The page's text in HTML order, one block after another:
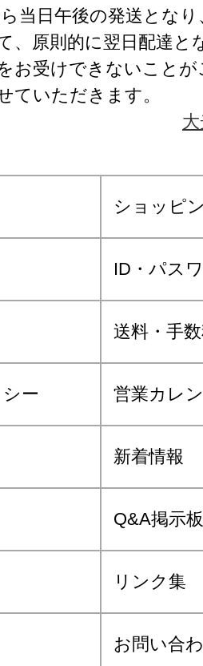
当日午後の発送となり
、原則的に翌日配達と
お受けできないこと
ていただきます。
ショッピ
ID・パス
送料・手
ー 営業カレ
新着情報
Q&A掲示板
リンク集
お問い合